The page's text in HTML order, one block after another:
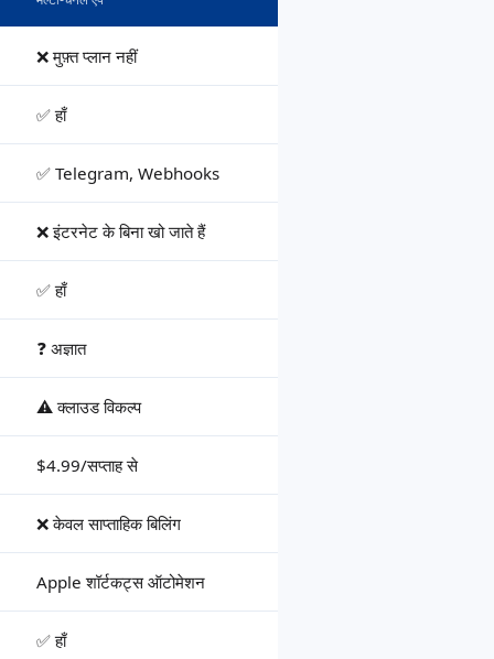
❌ मुफ़्त प्लान नहीं
✅ हाँ
✅ Telegram, Webhooks
❌ इंटरनेट के बिना खो जाते हैं
✅ हाँ
❓ अज्ञात
⚠️ क्लाउड विकल्प
$4.99/सप्ताह से
❌ केवल साप्ताहिक बिलिंग
Apple शॉर्टकट्स ऑटोमेशन
✅ हाँ